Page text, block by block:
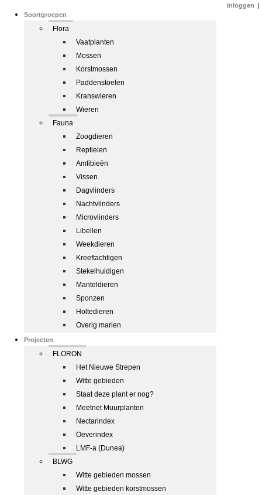
Soortgroepen
Flora
Vaatplanten
Mossen
Korstmossen
Paddenstoelen
Kranswieren
Wieren
Fauna
Zoogdieren
Reptielen
Amfibieën
Vissen
Dagvlinders
Nachtvlinders
Microvlinders
Libellen
Weekdieren
Kreeftachtigen
Stekelhuidigen
Manteldieren
Sponzen
Holtedieren
Overig marien
Projecten
FLORON
Het Nieuwe Strepen
Witte gebieden
Staat deze plant er nog?
Meetnet Muurplanten
Nectarindex
Oeverindex
LMF-a (Dunea)
BLWG
Witte gebieden mossen
Witte gebieden korstmossen
Inloggen |